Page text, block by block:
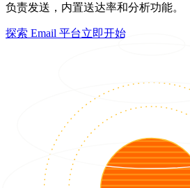
负责发送，内置送达率和分析功能。
探索 Email 平台立即开始